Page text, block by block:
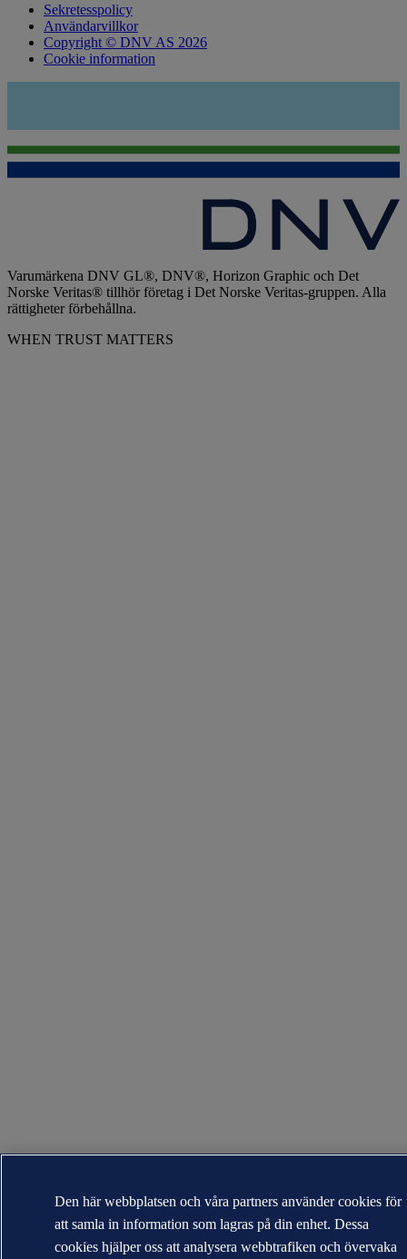
Sekretesspolicy
Användarvillkor
Copyright © DNV AS 2026
Cookie information
Varumärkena DNV GL®, DNV®, Horizon Graphic och Det
Norske Veritas® tillhör företag i Det Norske Veritas-gruppen. Alla
rättigheter förbehållna.
WHEN TRUST MATTERS
Den här webbplatsen och våra partners använder cookies för
att samla in information som lagras på din enhet. Dessa
cookies hjälper oss att analysera webbtrafiken och övervaka